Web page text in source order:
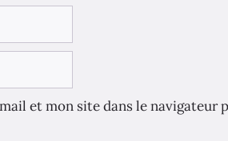
et mon site dans le navigateur